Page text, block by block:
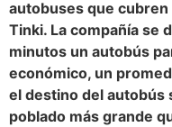
autobuses que cubren
Tinki. La compañía se
minutos un autobús
económico, un
el destino del autobús
poblado más grande